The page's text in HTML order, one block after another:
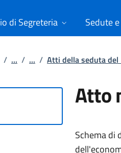
di Segreteria Sedute
/ ... / ... / Atti della seduta
Atto
Schema di